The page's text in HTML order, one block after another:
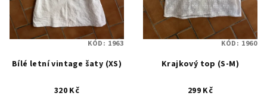
Bílé letní vintage šaty (XS)
320 Kč
KÓD: 1963
Krajkový top (S-M)
299 Kč
KÓD: 1960